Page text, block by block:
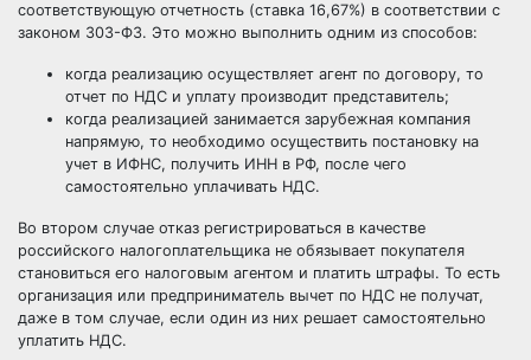
соответствующую отчетность (ставка 16,67%) в соответствии с
законом 303-ФЗ. Это можно выполнить одним из способов:
когда реализацию осуществляет агент по договору, то
отчет по НДС и уплату производит представитель;
когда реализацией занимается зарубежная компания
напрямую, то необходимо осуществить постановку на
учет в ИФНС, получить ИНН в РФ, после чего
самостоятельно уплачивать НДС.
Во втором случае отказ регистрироваться в качестве
российского налогоплательщика не обязывает покупателя
становиться его налоговым агентом и платить штрафы. То есть
организация или предприниматель вычет по НДС не получат,
даже в том случае, если один из них решает самостоятельно
уплатить НДС.